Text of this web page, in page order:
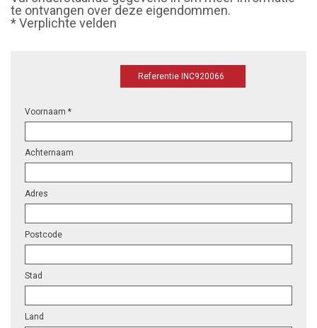
te ontvangen over deze eigendommen.
* Verplichte velden
Referentie INC920066
Voornaam *
Achternaam
Adres
Postcode
Stad
Land